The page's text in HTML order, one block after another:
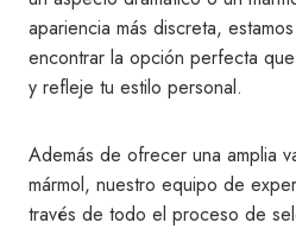
apariencia más discreta,
encontrar la opción perfecta
y refleje tu estilo personal.
Además de ofrecer una amplia
mármol, nuestro equipo de
través de todo el proceso de